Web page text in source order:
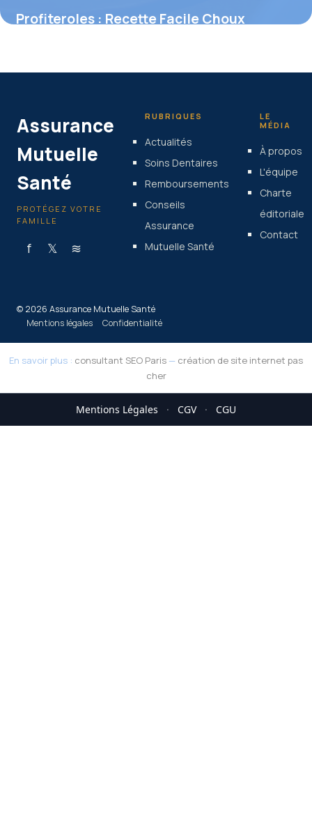
Profiteroles : Recette Facile Choux
Assurance
Mutuelle
Santé
PROTÉGEZ VOTRE
FAMILLE
f 𝕏 ≋
RUBRIQUES
Actualités
Soins Dentaires
Remboursements
Conseils
Assurance
Mutuelle Santé
LE
MÉDIA
À propos
L'équipe
Charte
éditoriale
Contact
© 2026 Assurance Mutuelle Santé
Mentions légales
Confidentialité
En savoir plus : consultant SEO Paris — création de site internet pas
cher
Mentions Légales · CGV · CGU